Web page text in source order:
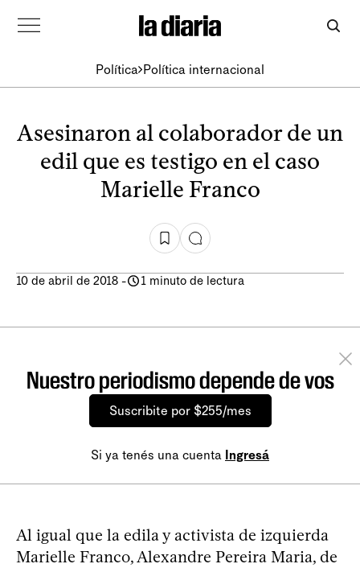
Política Política internacional
Asesinaron al colaborador de un
edil que es testigo en el caso
Marielle Franco
10 de abril de 2018 - 1 minuto de lectura
Nuestro periodismo depende de vos
Suscribite por $255/mes
Si ya tenés una cuenta Ingresá
Al igual que la edila y activista de izquierda
Marielle Franco, Alexandre Pereira Maria, de